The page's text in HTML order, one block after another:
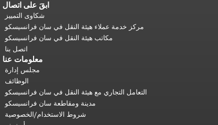
ابقَ على اتصال
شكاوى التمييز
مركز خدمة عملاء هيئة النقل في سان فرانسيسكو
مكاتب هيئة النقل في سان فرانسيسكو
اتصل بنا
معلومات عنا
مجلس إدارة
الوظائف
التعامل التجاري مع هيئة النقل في سان فرانسيسكو
مدينة ومقاطعة سان فرانسيسكو
شروط الاستخدام/الخصوصية